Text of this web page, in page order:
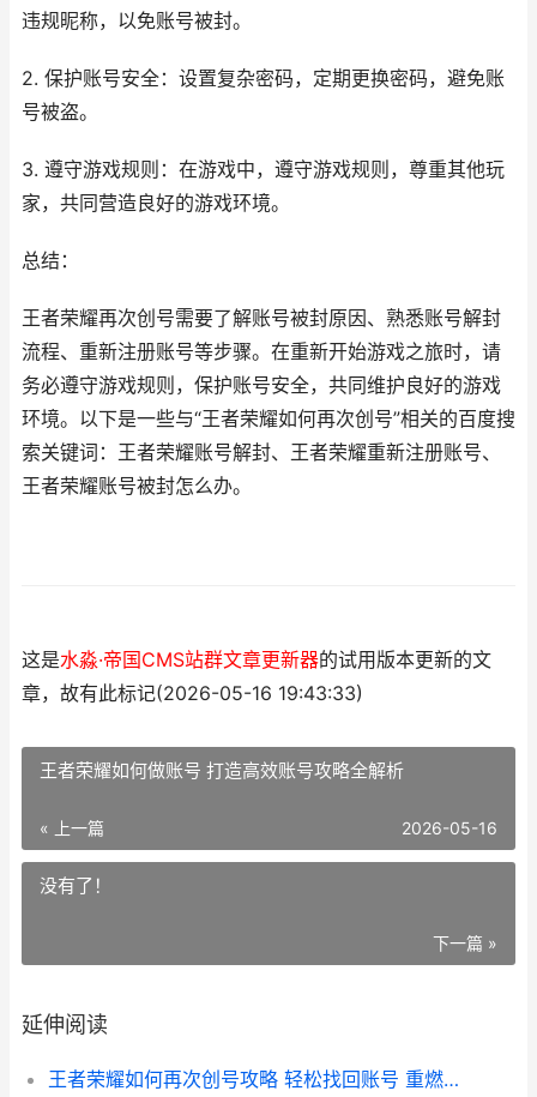
违规昵称，以免账号被封。
2. 保护账号安全：设置复杂密码，定期更换密码，避免账
号被盗。
3. 遵守游戏规则：在游戏中，遵守游戏规则，尊重其他玩
家，共同营造良好的游戏环境。
总结：
王者荣耀再次创号需要了解账号被封原因、熟悉账号解封
流程、重新注册账号等步骤。在重新开始游戏之旅时，请
务必遵守游戏规则，保护账号安全，共同维护良好的游戏
环境。以下是一些与“王者荣耀如何再次创号”相关的百度搜
索关键词：王者荣耀账号解封、王者荣耀重新注册账号、
王者荣耀账号被封怎么办。
这是水淼·帝国CMS站群文章更新器的试用版本更新的文
章，故有此标记(2026-05-16 19:43:33)
王者荣耀如何做账号 打造高效账号攻略全解析
« 上一篇 2026-05-16
没有了！
下一篇 »
延伸阅读
王者荣耀如何再次创号攻略 轻松找回账号 重燃战斗激情